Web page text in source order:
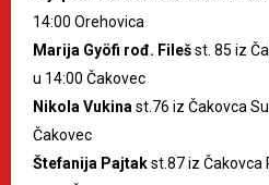
14:00 Orehovica
Marija Gyöfi rođ. Filešst. 85 iz
u 14:00 Čakovec
Nikola Vukina st.76 iz Čakovca
Čakovec
Štefanija Pajtakst.87 iz Čakovca